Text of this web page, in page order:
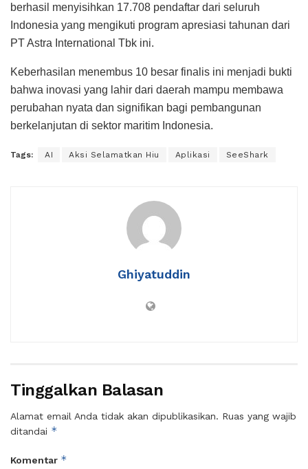
berhasil menyisihkan 17.708 pendaftar dari seluruh
Indonesia yang mengikuti program apresiasi tahunan dari
PT Astra International Tbk ini.
Keberhasilan menembus 10 besar finalis ini menjadi bukti
bahwa inovasi yang lahir dari daerah mampu membawa
perubahan nyata dan signifikan bagi pembangunan
berkelanjutan di sektor maritim Indonesia.
Tags: AI Aksi Selamatkan Hiu Aplikasi SeeShark
Ghiyatuddin
Tinggalkan Balasan
Alamat email Anda tidak akan dipublikasikan. Ruas yang wajib
ditandai *
Komentar *